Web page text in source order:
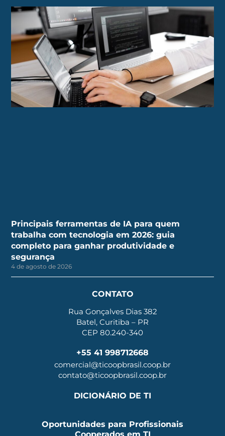
Principais ferramentas de IA para quem
trabalha com tecnologia em 2026: guia
completo para ganhar produtividade e
segurança
4 de agosto de 2026
CONTATO
Rua Gonçalves Dias 382
Batel, Curitiba – PR
CEP 80.240-340
+55 41 998712668
comercial@ticoopbrasil.coop.br
contato@ticoopbrasil.coop.br
DICIONÁRIO DE TI
Oportunidades para Profissionais